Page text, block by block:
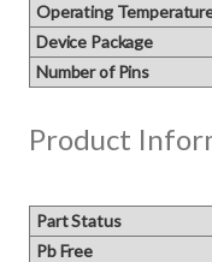
Operating
Device Package
Number of Pins
Product
Part Status
Pb Free